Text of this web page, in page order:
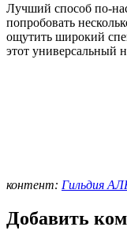
Лучший способ по-
попробовать
ощутить широкий
этот универсальный
контент: Гильдия
Добавить